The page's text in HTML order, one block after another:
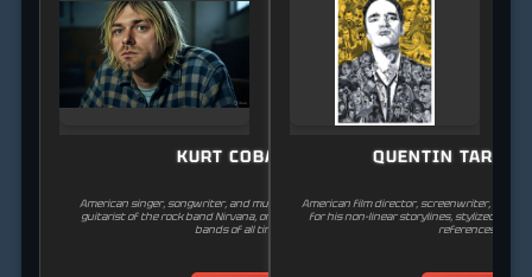
KURT COBAIN
American singer, songwriter, and musician, the frontman and
guitarist of the rock band Nirvana, one of the most influential
bands of all time.
QUENTIN
American film director, screenwriter,
for his non-linear storylines, stylized
references.